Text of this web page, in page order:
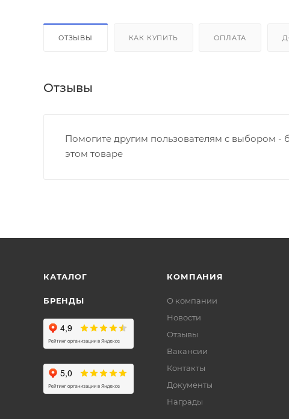
ОТЗЫВЫ КАК КУПИТЬ ОПЛАТА
Отзывы
Помогите другим пользователям с выбором -
этом товаре
КАТАЛОГ
БРЕНДЫ
КОМПАНИЯ
О компании
Новости
Отзывы
Вакансии
Контакты
Документы
Награды